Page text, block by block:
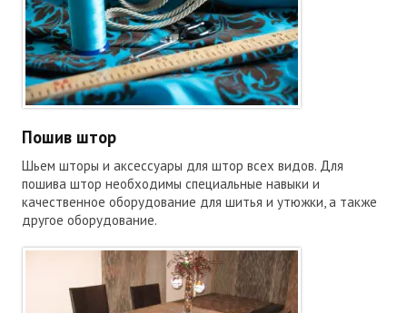
Пошив штор
Шьем шторы и аксессуары для штор всех видов. Для
пошива штор необходимы специальные навыки и
качественное оборудование для шитья и утюжки, а также
другое оборудование.